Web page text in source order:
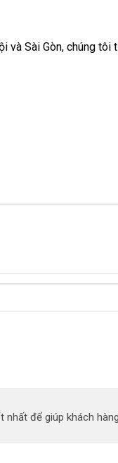
bền
và Sài GònĐức
, chúng tôi
nhất để giúp khách